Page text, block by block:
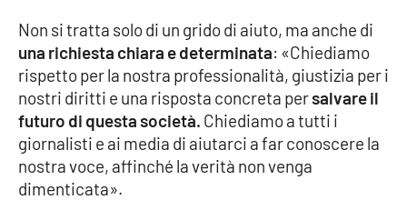
LaC OnAir
EDIZIONI
LOCALI
Catanzaro
Non si tratta solo di un grido di aiuto, ma anche di
una richiesta chiara e determinata: «Chiediamo
rispetto per la nostra professionalità, giustizia per i
nostri diritti e una risposta concreta persalvare il
futuro di questa società. Chiediamo a tutti i
giornalisti e ai media di aiutarci a far conoscere la
nostra voce, affinché la verità non venga
dimenticata».